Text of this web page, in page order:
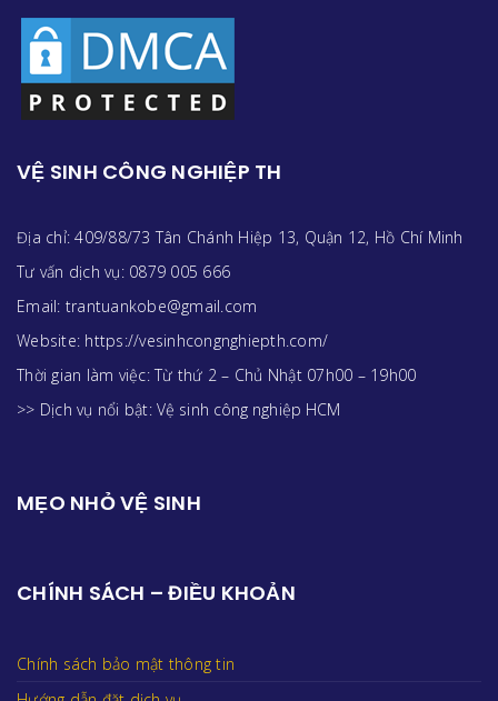
VỆ SINH CÔNG NGHIỆP TH
Địa chỉ: 409/88/73 Tân Chánh Hiệp 13, Quận 12, Hồ Chí Minh
Tư vấn dịch vụ: 0879 005 666
Email: trantuankobe@gmail.com
Website: https://vesinhcongnghiepth.com/
Thời gian làm việc: Từ thứ 2 – Chủ Nhật 07h00 – 19h00
>> Dịch vụ nổi bật: Vệ sinh công nghiệp HCM
MẸO NHỎ VỆ SINH
CHÍNH SÁCH – ĐIỀU KHOẢN
Chính sách bảo mật thông tin